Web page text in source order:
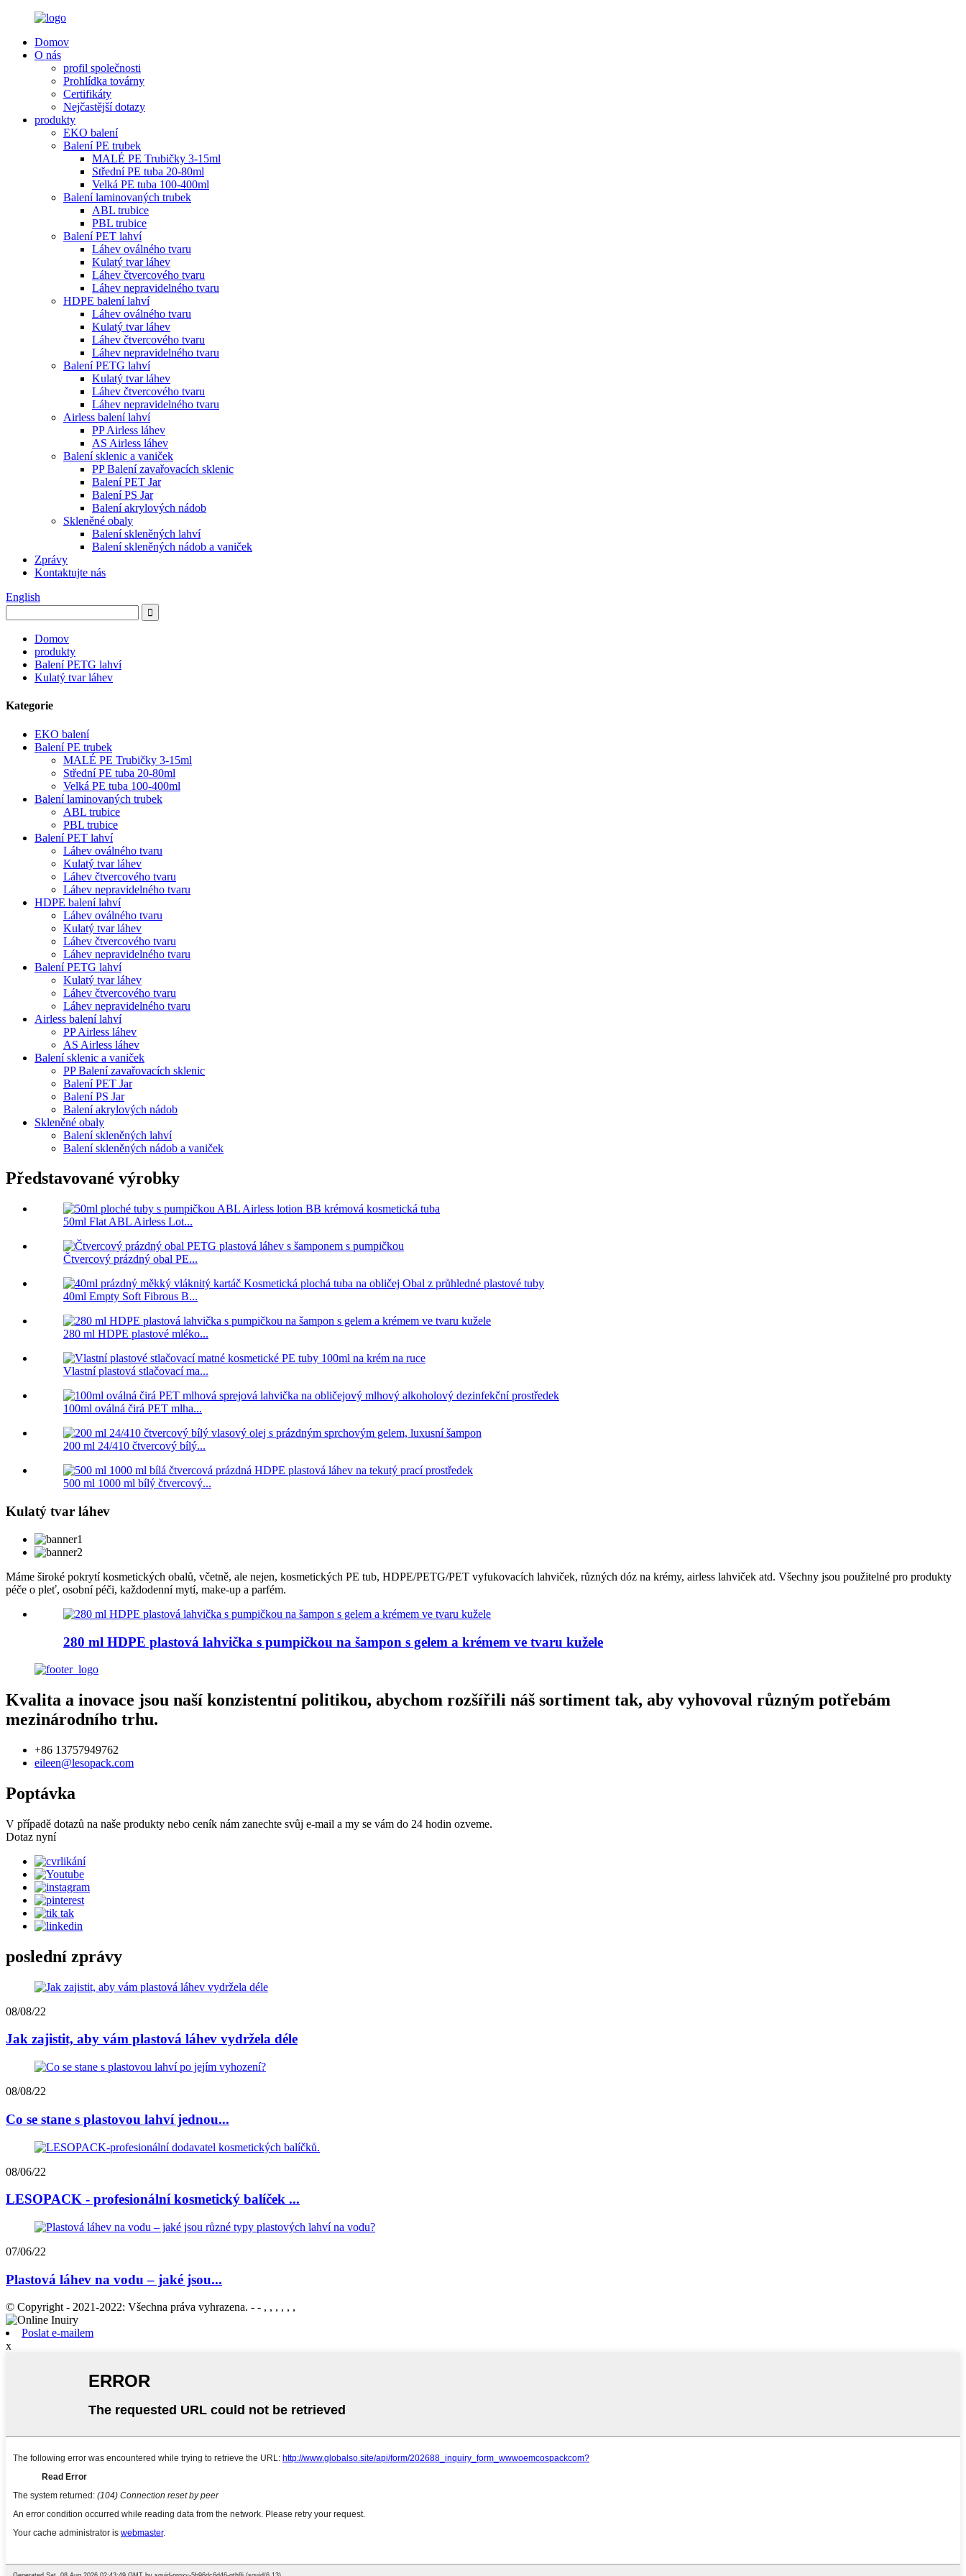
Domov
O nás
profil společnosti
Prohlídka továrny
Certifikáty
Nejčastější dotazy
produkty
EKO balení
Balení PE trubek
MALÉ PE Trubičky 3-15ml
Střední PE tuba 20-80ml
Velká PE tuba 100-400ml
Balení laminovaných trubek
ABL trubice
PBL trubice
Balení PET lahví
Láhev oválného tvaru
Kulatý tvar láhev
Láhev čtvercového tvaru
Láhev nepravidelného tvaru
HDPE balení lahví
Láhev oválného tvaru
Kulatý tvar láhev
Láhev čtvercového tvaru
Láhev nepravidelného tvaru
Balení PETG lahví
Kulatý tvar láhev
Láhev čtvercového tvaru
Láhev nepravidelného tvaru
Airless balení lahví
PP Airless láhev
AS Airless láhev
Balení sklenic a vaniček
PP Balení zavařovacích sklenic
Balení PET Jar
Balení PS Jar
Balení akrylových nádob
Skleněné obaly
Balení skleněných lahví
Balení skleněných nádob a vaniček
Zprávy
Kontaktujte nás
English
Domov
produkty
Balení PETG lahví
Kulatý tvar láhev
Kategorie
EKO balení
Balení PE trubek
MALÉ PE Trubičky 3-15ml
Střední PE tuba 20-80ml
Velká PE tuba 100-400ml
Balení laminovaných trubek
ABL trubice
PBL trubice
Balení PET lahví
Láhev oválného tvaru
Kulatý tvar láhev
Láhev čtvercového tvaru
Láhev nepravidelného tvaru
HDPE balení lahví
Láhev oválného tvaru
Kulatý tvar láhev
Láhev čtvercového tvaru
Láhev nepravidelného tvaru
Balení PETG lahví
Kulatý tvar láhev
Láhev čtvercového tvaru
Láhev nepravidelného tvaru
Airless balení lahví
PP Airless láhev
AS Airless láhev
Balení sklenic a vaniček
PP Balení zavařovacích sklenic
Balení PET Jar
Balení PS Jar
Balení akrylových nádob
Skleněné obaly
Balení skleněných lahví
Balení skleněných nádob a vaniček
Představované výrobky
50ml Flat ABL Airless Lot...
Čtvercový prázdný obal PE...
40ml Empty Soft Fibrous B...
280 ml HDPE plastové mléko...
Vlastní plastová stlačovací ma...
100ml oválná čirá PET mlha...
200 ml 24/410 čtvercový bílý...
500 ml 1000 ml bílý čtvercový...
Kulatý tvar láhev
Máme široké pokrytí kosmetických obalů, včetně, ale nejen, kosmetických PE tub, HDPE/PETG/PET vyfukovacích lahviček, různých dóz na krémy, airless lahviček atd. Všechny jsou použitelné pro produkty
péče o pleť, osobní péči, každodenní mytí, make-up a parfém.
280 ml HDPE plastová lahvička s pumpičkou na šampon s gelem a krémem ve tvaru kužele
Kvalita a inovace jsou naší konzistentní politikou, abychom rozšířili náš sortiment tak, aby vyhovoval různým potřebám
mezinárodního trhu.
+86 13757949762
eileen@lesopack.com
Poptávka
V případě dotazů na naše produkty nebo ceník nám zanechte svůj e-mail a my se vám do 24 hodin ozveme.
Dotaz nyní
poslední zprávy
08/08/22
Jak zajistit, aby vám plastová láhev vydržela déle
08/08/22
Co se stane s plastovou lahví jednou...
08/06/22
LESOPACK - profesionální kosmetický balíček ...
07/06/22
Plastová láhev na vodu – jaké jsou...
© Copyright - 2021-2022: Všechna práva vyhrazena. - - , , , , , ,
Poslat e-mailem
x